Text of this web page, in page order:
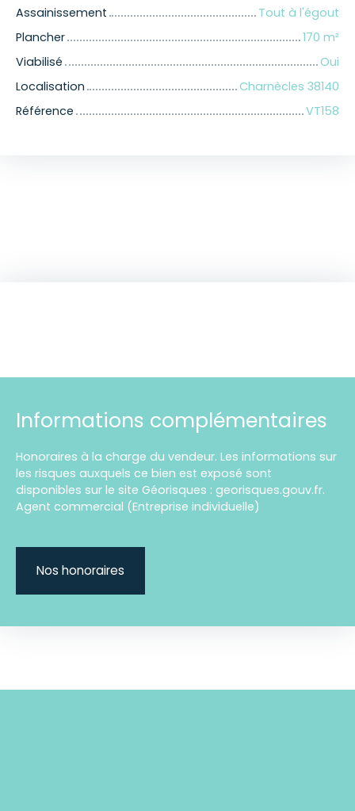
Assainissement
Tout à l'égout
Plancher
170 m²
Viabilisé
Oui
Localisation
Charnècles 38140
Référence
VT158
Informations complémentaires
Honoraires à la charge du vendeur. Les informations sur
les risques auxquels ce bien est exposé sont
disponibles sur le site Géorisques : georisques.gouv.fr.
Agent commercial (Entreprise individuelle)
Nos honoraires